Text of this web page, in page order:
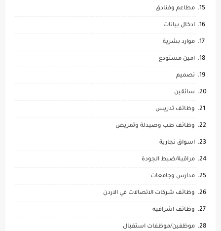
مطاعم وفنادق
ادخال بيانات
موارد بشرية
امين مستودع
تصميم
سائقين
وظائف تدريس
وظائف طب وصيدلة وتمريض
اسواق تجارية
مراقبة/ضبط الجودة
مدارس وجامعات
وظائف شركات الاتصالات في الاردن
وظائف اشرافيه
موظفين/موظفات استقبال